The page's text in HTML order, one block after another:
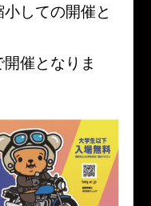
しての開催と
催となりま